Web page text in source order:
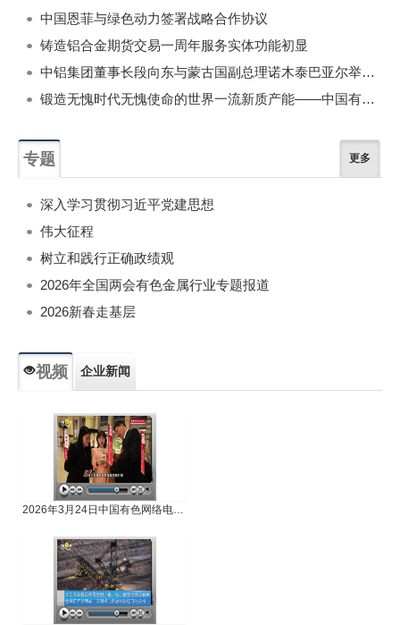
中国恩菲与绿色动力签署战略合作协议
铸造铝合金期货交易一周年服务实体功能初显
中铝集团董事长段向东与蒙古国副总理诺木泰巴亚尔举行会谈
锻造无愧时代无愧使命的世界一流新质产能——中国有色金属工业的战略应对与破局之道（二）
专题 更多
深入学习贯彻习近平党建思想
伟大征程
树立和践行正确政绩观
2026年全国两会有色金属行业专题报道
2026新春走基层
视频 企业新闻
2026年3月24日中国有色网络电视新闻